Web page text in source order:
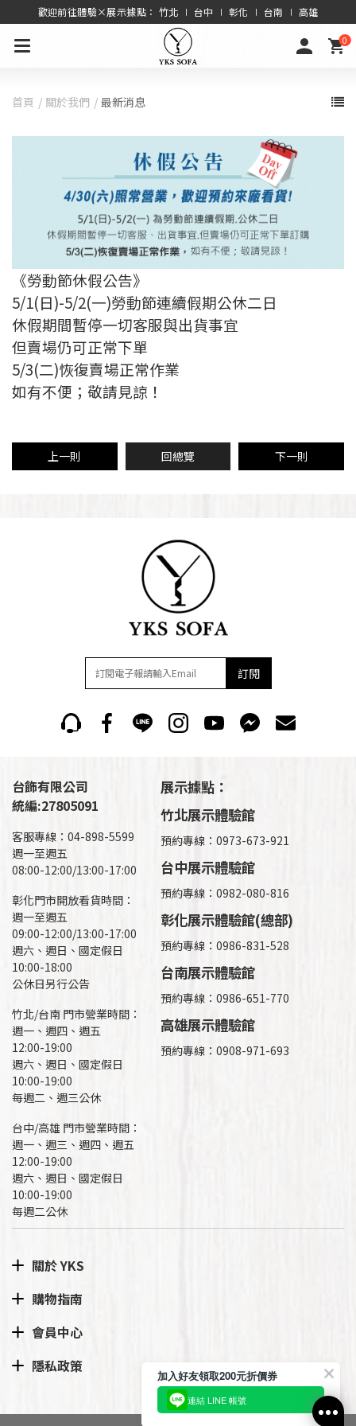
歡迎前往體驗×展示據點： 竹北 ∣ 台中 ∣ 彰化 ∣ 台南 ∣ 高雄
0
首頁 關於我們 最新消息
《勞動節休假公告》
5/1(日)-5/2(一)勞動節連續假期公休二日
休假期間暫停一切客服與出貨事宜
但賣場仍可正常下單
5/3(二)恢復賣場正常作業
如有不便；敬請見諒！
上一則 回總覽 下一則
訂閱
台飾有限公司
統編:27805091
客服專線：04-898-5599
週一至週五
08:00-12:00/13:00-17:00
彰化門市開放看貨時間：
週一至週五
09:00-12:00/13:00-17:00
週六、週日、國定假日
10:00-18:00
公休日另行公告
竹北/台南 門市營業時間：
週一、週四、週五
12:00-19:00
週六、週日、國定假日
10:00-19:00
每週二、週三公休
台中/高雄 門市營業時間：
週一、週三、週四、週五
12:00-19:00
週六、週日、國定假日
10:00-19:00
每週二公休
展示據點：
竹北展示體驗館
預約專線：0973-673-921
台中展示體驗館
預約專線：0982-080-816
彰化展示體驗館(總部)
預約專線： 0986-831-528
台南展示體驗館
預約專線：0986-651-770
高雄展示體驗館
預約專線： 0908-971-693
關於 YKS
購物指南
會員中心
隱私政策
加入好友領取200元折價券
連結 LINE 帳號